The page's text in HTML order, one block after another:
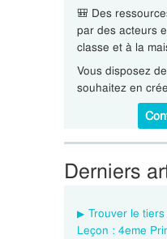
🎒 Des
par des acteurs
classe et à la
Vous disposez
souhaitez en
Derniers
Trouver le
Leçon : 4eme